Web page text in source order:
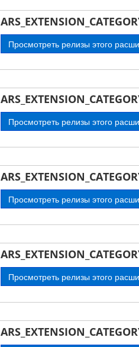
Просмотреть релизы этого
Просмотреть релизы этого
Просмотреть релизы этого
Просмотреть релизы этого